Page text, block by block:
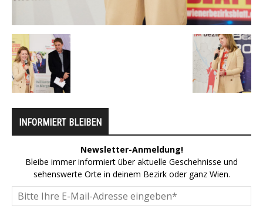
INFORMIERT BLEIBEN
Newsletter-Anmeldung!
Bleibe immer informiert über aktuelle Geschehnisse und
sehenswerte Orte in deinem Bezirk oder ganz Wien.